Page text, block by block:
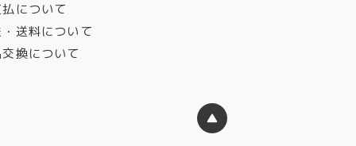
について
送料について
換について